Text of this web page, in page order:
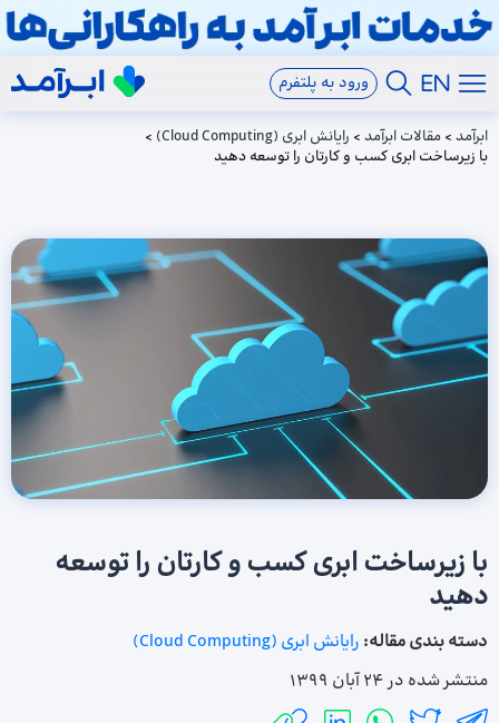
ورود به پلتفرم
ابرآمد > مقالات ابرآمد > رایانش ابری (Cloud Computing)
>
با زیرساخت‌ ابری کسب و کارتان را توسعه دهید
با زیرساخت‌ ابری کسب و کارتان را توسعه
دهید
دسته بندی مقاله: رایانش ابری (Cloud Computing)
منتشر شده در24 آبان 1399